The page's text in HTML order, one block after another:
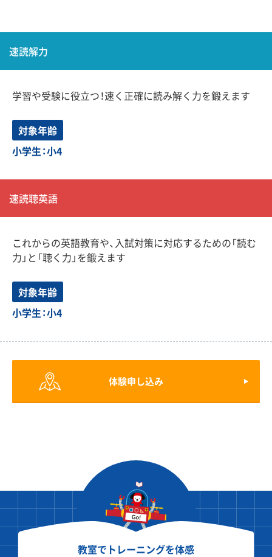
速読解力
学習や受験に役立つ！速く正確に読み解く力を鍛えます
対象年齢
小学生：小4
速読聴英語
これからの英語教育や、入試対策に対応するための「読む
力」と「聴く力」を鍛えます
対象年齢
小学生：小4
体験申し込み
教室でトレーニングを体感